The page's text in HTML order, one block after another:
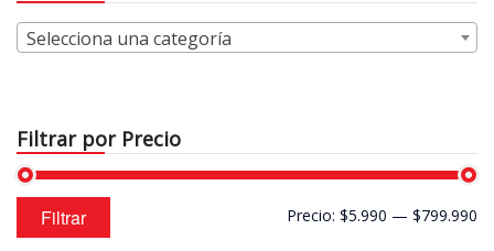
Selecciona una categoría
Filtrar por Precio
Precio
mínimo
Precio
máximo
Filtrar Precio: $5.990 — $799.990